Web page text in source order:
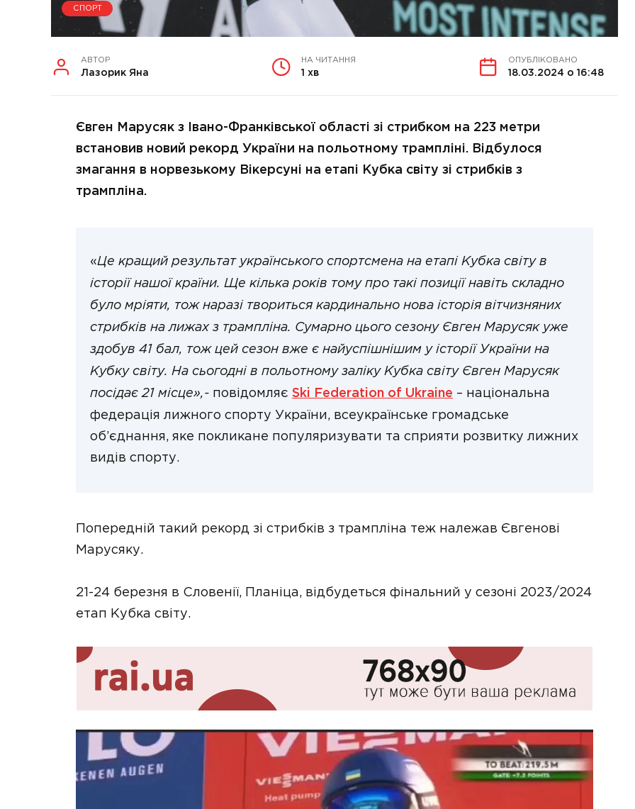
СПОРТ
АВТОР
Лазорик Яна
НА ЧИТАННЯ
1 хв
ОПУБЛІКОВАНО
18.03.2024 о 16:48
Євген Марусяк з Івано-Франківської області зі стрибком на 223 метри
встановив новий рекорд України на польотному трампліні. Відбулося
змагання в норвезькому Вікерсуні на етапі Кубка світу зі стрибків з
трампліна.
«Це кращий результат українського спортсмена на етапі Кубка світу в
історії нашої країни. Ще кілька років тому про такі позиції навіть складно
було мріяти, тож наразі твориться кардинально нова історія вітчизняних
стрибків на лижах з трампліна. Сумарно цього сезону Євген Марусяк уже
здобув 41 бал, тож цей сезон вже є найуспішнішим у історії України на
Кубку світу. На сьогодні в польотному заліку Кубка світу Євген Марусяк
посідає 21 місце»,- повідомляє Ski Federation of Ukraine – національна
федерація лижного спорту України, всеукраїнське громадське
об’єднання, яке покликане популяризувати та сприяти розвитку лижних
видів спорту.
Попередній такий рекорд зі стрибків з трампліна теж належав Євгенові
Марусяку.
21-24 березня в Словенії, Планіца, відбудеться фінальний у сезоні 2023/2024
етап Кубка світу.